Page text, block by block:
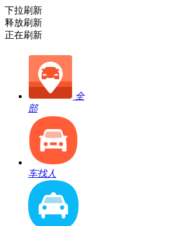
下拉刷新
释放刷新
正在刷新
全
部
车找人